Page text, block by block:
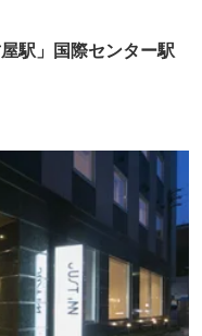
駅」国際センター駅